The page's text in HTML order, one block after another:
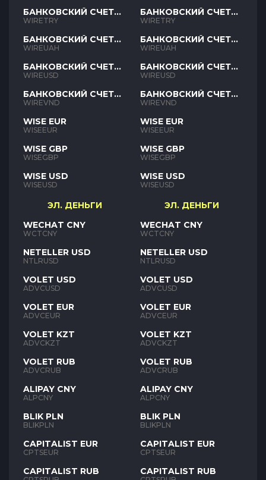
БАНКОВСКИЙ СЧЕТ
TRY
WIRETRY
БАНКОВСКИЙ СЧЕТ
UAH
WIREUAH
БАНКОВСКИЙ СЧЕТ
USD
WIREUSD
БАНКОВСКИЙ СЧЕТ
VND
WIREVND
WISE EUR
WISEEUR
WISE GBP
WISEGBP
WISE USD
WISEUSD
ЭЛ. ДЕНЬГИ
WECHAT CNY
WCTCNY
NETELLER USD
NTLRUSD
VOLET USD
ADVCUSD
VOLET EUR
ADVCEUR
VOLET KZT
ADVCKZT
VOLET RUB
ADVCRUB
ALIPAY CNY
ALPCNY
BLIK PLN
BLIKPLN
CAPITALIST EUR
CPTSEUR
CAPITALIST RUB
БАНКОВСКИЙ СЧЕТ
TRY
WIRETRY
БАНКОВСКИЙ СЧЕТ
UAH
WIREUAH
БАНКОВСКИЙ СЧЕТ
USD
WIREUSD
БАНКОВСКИЙ СЧЕТ
VND
WIREVND
WISE EUR
WISEEUR
WISE GBP
WISEGBP
WISE USD
WISEUSD
ЭЛ. ДЕНЬГИ
WECHAT CNY
WCTCNY
NETELLER USD
NTLRUSD
VOLET USD
ADVCUSD
VOLET EUR
ADVCEUR
VOLET KZT
ADVCKZT
VOLET RUB
ADVCRUB
ALIPAY CNY
ALPCNY
BLIK PLN
BLIKPLN
CAPITALIST EUR
CPTSEUR
CAPITALIST RUB